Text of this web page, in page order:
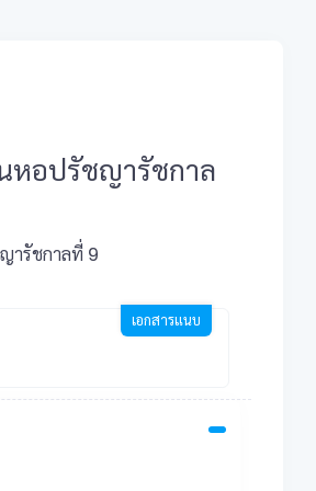
อปรัชญารัชกาล
รัชกาลที่ 9
เอกสารแนบ